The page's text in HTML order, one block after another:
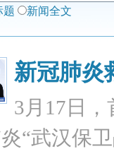
题 新闻全文
新冠肺炎
3月17日
“武汉保